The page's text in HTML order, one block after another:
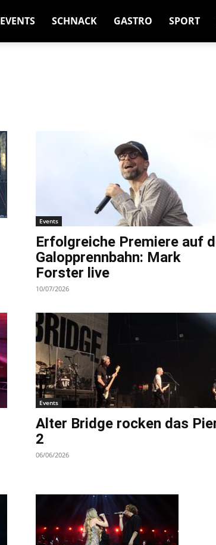
EVENTS SCHNACK GASTRO SPORT
Events
Erfolgreiche Premiere auf
Galopprennbahn: Mark
Forster live
10/07/2026
Events
Alter Bridge rocken das
2
06/06/2026